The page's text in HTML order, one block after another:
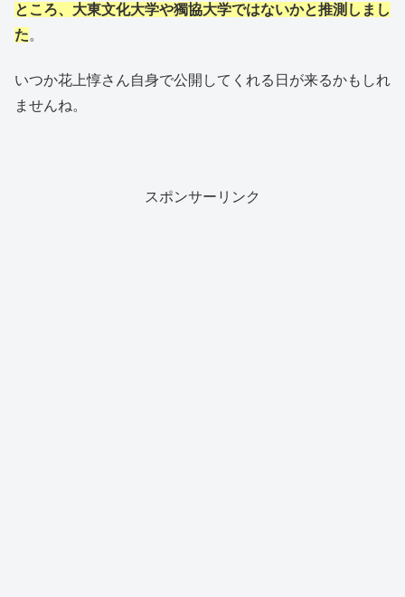
ところ、大東文化大学や獨協大学ではないかと推測しまし
た。
いつか花上惇さん自身で公開してくれる日が来るかもしれ
ませんね。
スポンサーリンク